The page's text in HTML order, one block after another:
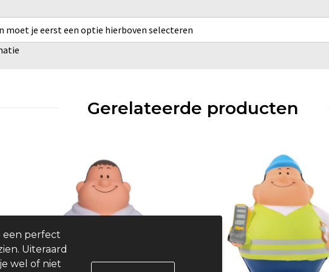
moet je eerst een optie hierboven selecteren
Gerelateerde producten
een perfect
Uiteraard
wel of niet